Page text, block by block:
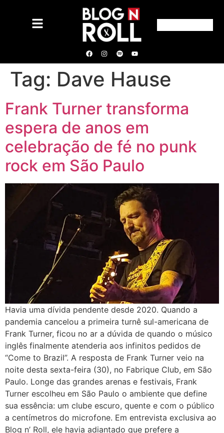
Tag: Dave Hause
Frank Turner transforma
espera de anos em
celebração de fé no punk
rock em São Paulo
Havia uma dívida pendente desde 2020. Quando a
pandemia cancelou a primeira turnê sul-americana de
Frank Turner, ficou no ar a dúvida de quando o músico
inglês finalmente atenderia aos infinitos pedidos de
“Come to Brazil”. A resposta de Frank Turner veio na
noite desta sexta-feira (30), no Fabrique Club, em São
Paulo. Longe das grandes arenas e festivais, Frank
Turner escolheu em São Paulo o ambiente que define
sua essência: um clube escuro, quente e com o público
a centímetros do microfone. Em entrevista exclusiva ao
Blog n’ Roll, ele havia adiantado que prefere a